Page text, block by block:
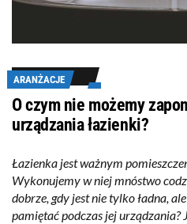
ARANŻACJE
O czym nie możemy
urządzania łazienki?
Łazienka jest ważnym
Wykonujemy w niej mnóstwo
dobrze, gdy jest nie tylko ładna,
pamiętać podczas jej urządzania?